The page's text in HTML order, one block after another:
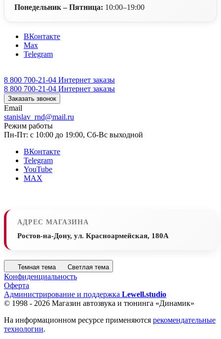
Понедельник – Пятница: 10:00–19:00
ВКонтакте
Max
Telegram
8 800 700-21-04 Интернет заказы
8 800 700-21-04 Интернет заказы
Заказать звонок
Email
stanislav_rnd@mail.ru
Режим работы
Пн-Пт: с 10:00 до 19:00, Сб-Вс выходной
ВКонтакте
Telegram
YouTube
MAX
АДРЕС МАГАЗИНА
Ростов-на-Дону, ул. Красноармейская, 180А
Темная тема Светлая тема
Конфиденциальность
Оферта
Администрирование и поддержка Lewell.studio
© 1998 - 2026 Магазин автозвука и тюнинга «Динамик»
На информационном ресурсе применяются рекомендательные
технологии.